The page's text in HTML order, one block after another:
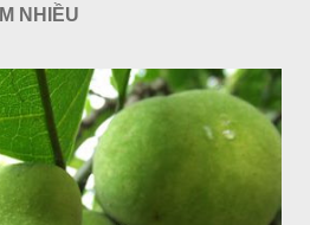
NHIỀU